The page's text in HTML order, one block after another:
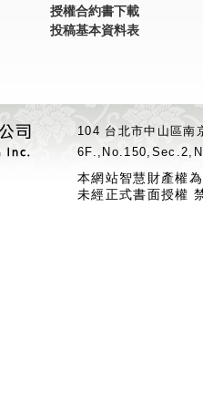
授權合約書下載
投稿基本資料表
104 台北市中山區
本網站智慧財產權
未經正式書面授權